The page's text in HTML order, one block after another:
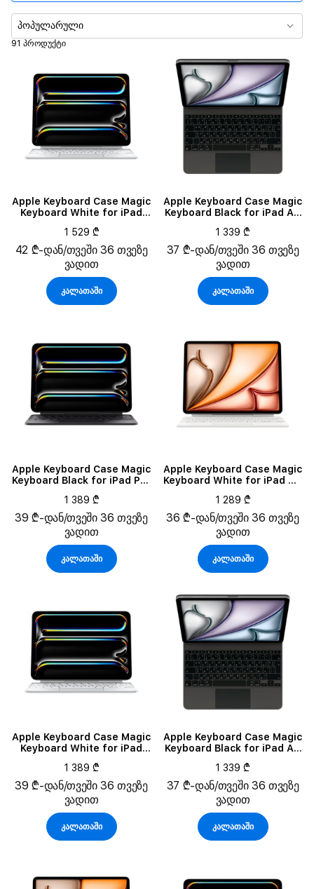
ფერი
მასალა
91 პროდუქტი
პოპულარული
Apple Keyboard Case Magic
Keyboard White for iPad
1 529 ₾
42 ₾-დან/თვეში 36 თვეზე
ვადით
კალათაში
Apple Keyboard Case Magic
Keyboard Black for iPad Air
1 339 ₾
37 ₾-დან/თვეში 36 თვეზე
ვადით
კალათაში
Apple Keyboard Case Magic
Keyboard Black for iPad Pro
1 389 ₾
39 ₾-დან/თვეში 36 თვეზე
ვადით
კალათაში
Apple Keyboard Case Magic
Keyboard White for iPad Air
1 289 ₾
36 ₾-დან/თვეში 36 თვეზე
ვადით
კალათაში
Apple Keyboard Case Magic
Keyboard White for iPad
1 389 ₾
39 ₾-დან/თვეში 36 თვეზე
ვადით
კალათაში
Apple Keyboard Case Magic
Keyboard Black for iPad Air
1 339 ₾
37 ₾-დან/თვეში 36 თვეზე
ვადით
კალათაში